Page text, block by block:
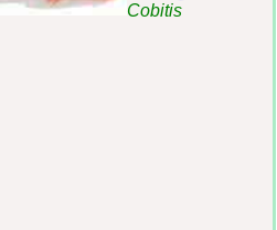
Cobitis